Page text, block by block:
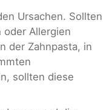
Ursachen. Sollten
oder Allergien
der Zahnpasta, in
sollten diese